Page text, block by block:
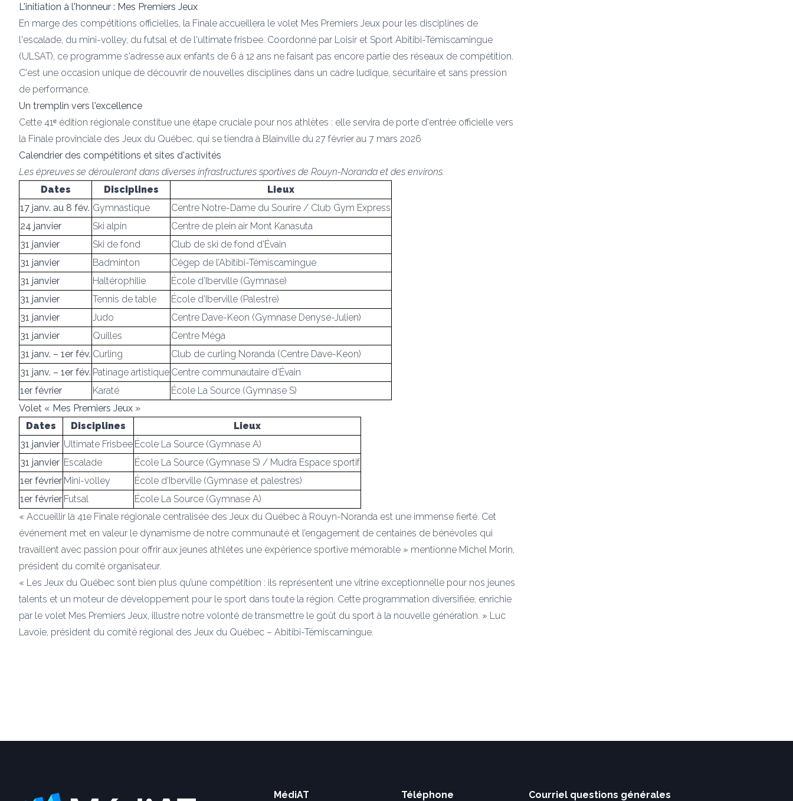
L'initiation à l'honneur : Mes Premiers Jeux
En marge des compétitions officielles, la Finale accueillera le volet Mes Premiers Jeux pour les disciplines de
l'escalade, du mini-volley, du futsal et de l'ultimate frisbee. Coordonné par Loisir et Sport Abitibi-Témiscamingue
(ULSAT), ce programme s'adresse aux enfants de 6 à 12 ans ne faisant pas encore partie des réseaux de compétition.
C'est une occasion unique de découvrir de nouvelles disciplines dans un cadre ludique, sécuritaire et sans pression
de performance.
Un tremplin vers l'excellence
Cette 41ᵉ édition régionale constitue une étape cruciale pour nos athlètes : elle servira de porte d'entrée officielle vers
la Finale provinciale des Jeux du Québec, qui se tiendra à Blainville du 27 février au 7 mars 2026
Calendrier des compétitions et sites d'activités
Les épreuves se dérouleront dans diverses infrastructures sportives de Rouyn-Noranda et des environs.
Dates
Disciplines
Lieux
17 janv. au 8 fév. Gymnastique
Centre Notre-Dame du Sourire / Club Gym Express
24 janvier
Ski alpin
Centre de plein air Mont Kanasuta
31 janvier
Ski de fond
Club de ski de fond d’Évain
31 janvier
Badminton
Cégep de l’Abitibi-Témiscamingue
31 janvier
Haltérophilie
École d’Iberville (Gymnase)
31 janvier
Tennis de table
École d’Iberville (Palestre)
31 janvier
Judo
Centre Dave-Keon (Gymnase Denyse-Julien)
31 janvier
Quilles
Centre Méga
31 janv. – 1er fév. Curling
Club de curling Noranda (Centre Dave-Keon)
31 janv. – 1er fév. Patinage artistique Centre communautaire d’Évain
1er février
Karaté
École La Source (Gymnase S)
Volet « Mes Premiers Jeux »
Dates
Disciplines
Lieux
31 janvier Ultimate Frisbee École La Source (Gymnase A)
31 janvier Escalade
École La Source (Gymnase S) / Mudra Espace sportif
1er février Mini-volley
École d’Iberville (Gymnase et palestres)
1er février Futsal
École La Source (Gymnase A)
« Accueillir la 41e Finale régionale centralisée des Jeux du Québec à Rouyn-Noranda est une immense fierté. Cet
événement met en valeur le dynamisme de notre communauté et l’engagement de centaines de bénévoles qui
travaillent avec passion pour offrir aux jeunes athlètes une expérience sportive mémorable » mentionne Michel Morin,
président du comité organisateur.
« Les Jeux du Québec sont bien plus qu’une compétition : ils représentent une vitrine exceptionnelle pour nos jeunes
talents et un moteur de développement pour le sport dans toute la région. Cette programmation diversifiée, enrichie
par le volet Mes Premiers Jeux, illustre notre volonté de transmettre le goût du sport à la nouvelle génération. » Luc
Lavoie, président du comité régional des Jeux du Québec – Abitibi-Témiscamingue.
MédiAT Téléphone Courriel questions générales